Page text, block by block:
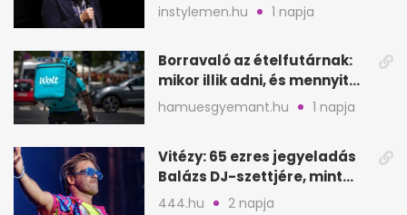
lehet Hollywood következő
lépése
instylemen.hu 1 napja
Borravaló az ételfutárnak:
mikor illik adni, és mennyit
rendeléskor?
hamuesgyemant.hu 1 napja
Vitézy: 65 ezres jegyeladás
Balázs DJ-szettjére, mint
metró nélküli Puskás-meccs
444.hu 2 napja